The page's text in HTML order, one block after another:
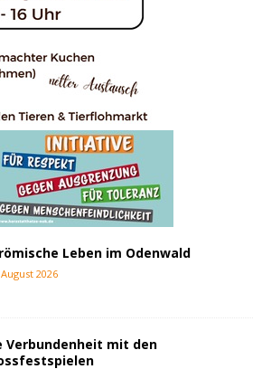
Leben im Odenwald
2026
Verbundenheit mit den